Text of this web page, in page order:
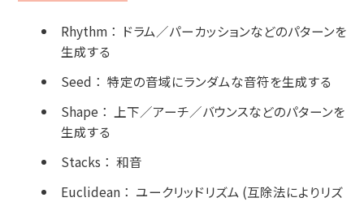
Rhythm： ドラム／パーカッションなどのパターンを
生成する
Seed ： 特定の音域にランダムな音符を生成する
Shape ：
上下／アーチ／バウンスなどのパターンを
生成する
Stacks ： 和音
Euclidean： ユークリッドリズム (互除法によりリズ